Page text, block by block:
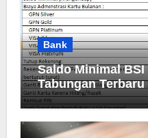
Bank
Saldo Minimal
Tabungan Terbaru